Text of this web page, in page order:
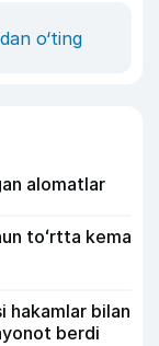
o‘ting
alomatlar
toʻrtta kema
hakamlar bilan
berdi